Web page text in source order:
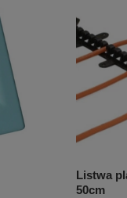
Listwa
50cm